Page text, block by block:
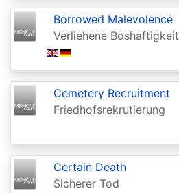
Apocalypse
Arabian
Nights
Arena
Promos
Restored
Baldurs
Borrowed Malevolence
Verliehene Boshaftigkeit
Cemetery Recruitment
Friedhofsrekrutierung
Certain Death
Sicherer Tod